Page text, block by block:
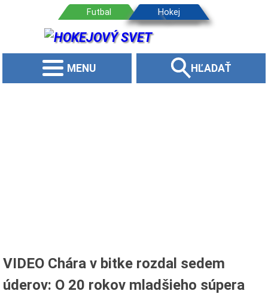
MENU HĽADAŤ
VIDEO Chára v bitke rozdal sedem
úderov: O 20 rokov mladšieho súpera